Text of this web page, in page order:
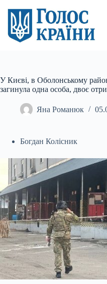
вмісту
У Києві, в Оболонському
загинула одна особа, двоє
Яна Романюк
Богдан Колісник